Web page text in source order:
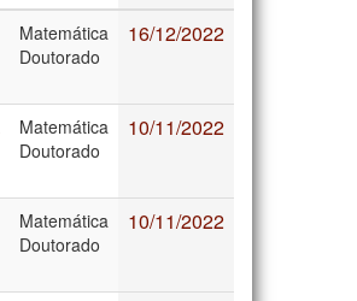
Matemática
Doutorado
16/12/2022
Matemática
Doutorado
10/11/2022
Matemática
Doutorado
10/11/2022